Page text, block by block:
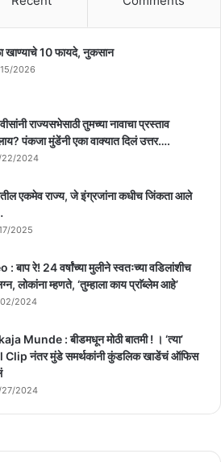
खाण्याचे 10 फायदे, नुकसान
2026
राज्यसभेसाठी तुमच्या नावाचा प्रस्ताव
पंकजा मुंडेंनी एका वाक्यात दिलं उत्तर….
2024
एकमेव राज्य, जे इंग्रजांना कधीच जिंकता आले
2025
बाप रे! 24 वर्षांच्या मुलीने स्वतःच्या वडिलांशीच
लोकांना म्हणते, ‘तुम्हाला काय प्राॅब्लेम आहे’
2024
Munde : बीडमधून मोठी बातमी ! । ‘त्या’
नंतर मुंडे समर्थकांनी कुंडलिक खाडेंचं ऑफिस
2024